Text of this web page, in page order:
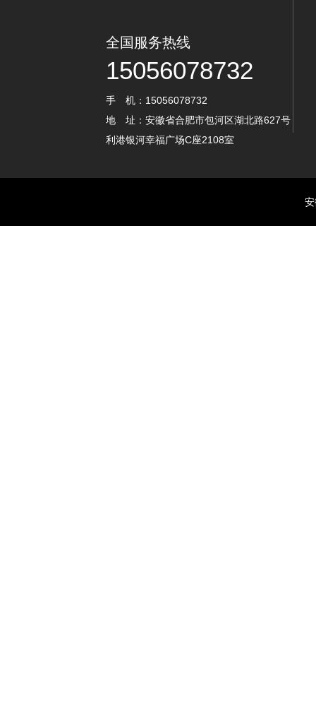
全国服务热线
15056078732
手 机：15056078732
地 址：安徽省合肥市包河区湖北路627号
利港银河幸福广场C座2108室